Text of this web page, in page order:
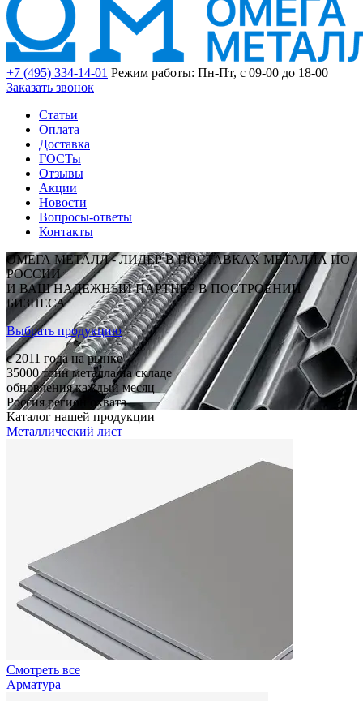
+7 (495) 334-14-01 Режим работы: Пн-Пт, с 09-00 до 18-00
Заказать звонок
Статьи
Оплата
Доставка
ГОСТы
Отзывы
Акции
Новости
Вопросы-ответы
Контакты
ОМЕГА МЕТАЛЛ - ЛИДЕР В ПОСТАВКАХ МЕТАЛЛА ПО
РОССИИ
И ВАШ НАДЕЖНЫЙ ПАРТНЕР В ПОСТРОЕНИИ
БИЗНЕСА
Выбрать продукцию
c 2011 года на рынке
35000 тонн металла на складе
обновления каждый месяц
Россия регион охвата
Каталог нашей продукции
Металлический лист
Смотреть все
Арматура